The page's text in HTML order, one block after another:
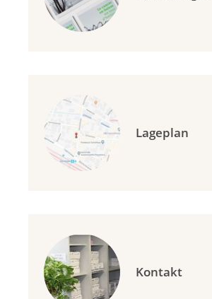
Lageplan
Kontakt